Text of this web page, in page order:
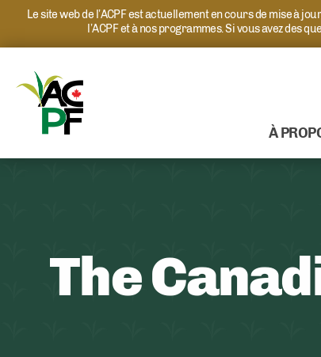
Le site web de l’ACPF est actuellement en cours de mise à
l’ACPF et à nos programmes. Si vous avez des
À
The